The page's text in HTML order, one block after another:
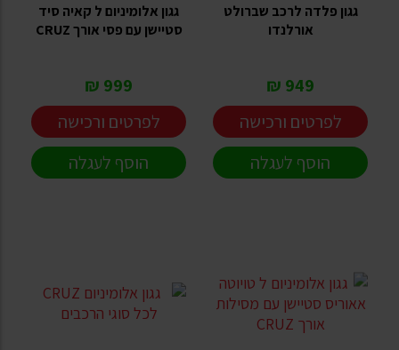
גגון פלדה לרכב שברולט
אורלנדו
949 ₪
לפרטים ורכישה
הוסף לעגלה
גגון אלומיניום ל קאיה סיד
סטיישן עם פסי אורך CRUZ
999 ₪
לפרטים ורכישה
הוסף לעגלה